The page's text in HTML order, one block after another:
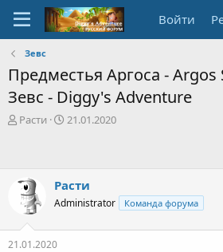
Войти
Зевс
Предместья Аргоса - Argos
Зевс - Diggy's Adventure
А
т
е
м
ы
Расти
Д
о
з
а
21.01.2020
Расти
Administrator Команда форума
21.01.2020